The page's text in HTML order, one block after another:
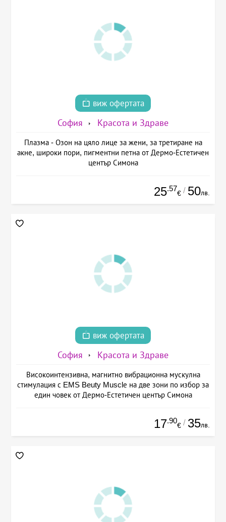
виж офертата
София Красота и Здраве
Плазма - Озон на цяло лице за жени, за третиране на
акне, широки пори, пигментни петна от Дермо-Естетичен
център Симона
25.57
€ / 50лв.
виж офертата
София Красота и Здраве
Високоинтензивна, магнитно вибрационна мускулна
стимулация с EMS Beuty Musclе на две зони по избор за
един човек от Дермо-Естетичен център Симона
17.90
€ / 35лв.